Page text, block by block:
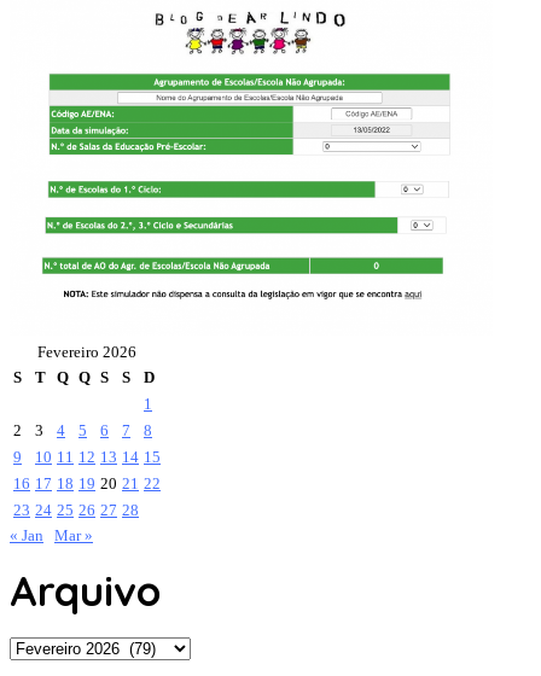
Fevereiro 2026
S
T Q Q S S
D
1
2
3 4 5 6 7
8
9
10 11 12 13 14 15
16 17 18 19 20 21 22
23 24 25 26 27 28
« Jan
Mar »
Arquivo
Arquivo